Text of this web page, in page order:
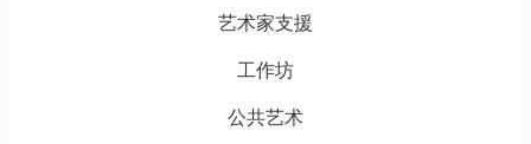
艺术家支援
工作坊
公共艺术